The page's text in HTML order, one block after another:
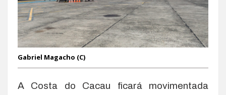
Gabriel Magacho (C)
A Costa do Cacau ficará movimentada